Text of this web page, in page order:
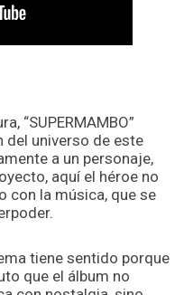
“SUPERMAMBO”
universo de este
a un personaje,
aquí el héroe no
con la música, que se
tiene sentido porque
que el álbum no